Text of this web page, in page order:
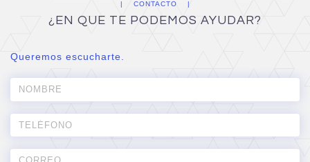
CONTACTO
¿EN QUE TE PODEMOS AYUDAR?
Queremos escucharte.